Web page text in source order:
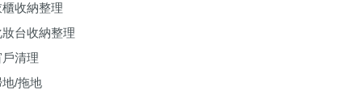
櫃收納整理
妝台收納整理
戶清理
地/拖地